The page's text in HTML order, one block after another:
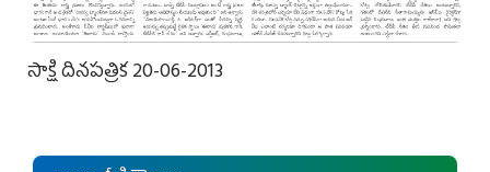
సాక్షి దినపత్రిక 20-06-2013